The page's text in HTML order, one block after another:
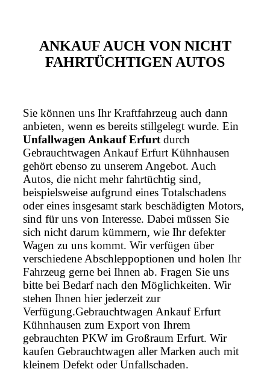
ANKAUF AUCH VON NICHT
FAHRTÜCHTIGEN AUTOS
Sie können uns Ihr Kraftfahrzeug auch dann
anbieten, wenn es bereits stillgelegt wurde. Ein
Unfallwagen Ankauf Erfurt durch
Gebrauchtwagen Ankauf Erfurt Kühnhausen
gehört ebenso zu unserem Angebot. Auch
Autos, die nicht mehr fahrtüchtig sind,
beispielsweise aufgrund eines Totalschadens
oder eines insgesamt stark beschädigten Motors,
sind für uns von Interesse. Dabei müssen Sie
sich nicht darum kümmern, wie Ihr defekter
Wagen zu uns kommt. Wir verfügen über
verschiedene Abschleppoptionen und holen Ihr
Fahrzeug gerne bei Ihnen ab. Fragen Sie uns
bitte bei Bedarf nach den Möglichkeiten. Wir
stehen Ihnen hier jederzeit zur
Verfügung.Gebrauchtwagen Ankauf Erfurt
Kühnhausen zum Export von Ihrem
gebrauchten PKW im Großraum Erfurt. Wir
kaufen Gebrauchtwagen aller Marken auch mit
kleinem Defekt oder Unfallschaden.